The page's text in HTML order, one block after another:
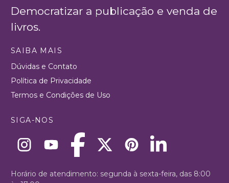
Democratizar a publicação e venda de
livros.
SAIBA MAIS
Dúvidas e Contato
Política de Privacidade
Termos e Condições de Uso
SIGA-NOS
Horário de atendimento: segunda à sexta-feira, das 8:00